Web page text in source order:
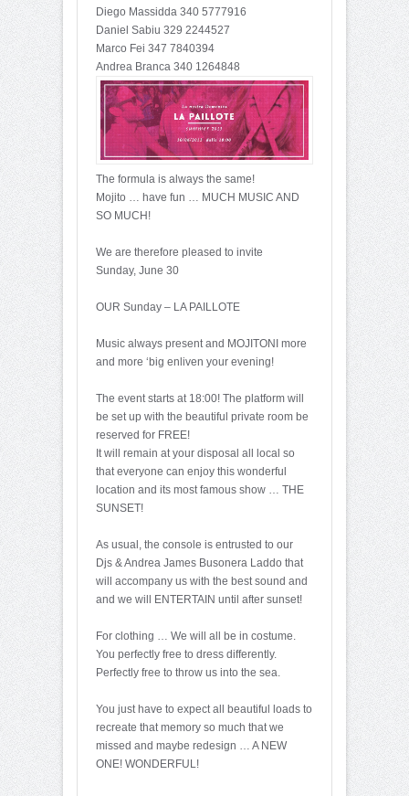
Diego Massidda 340 5777916
Daniel Sabiu 329 2244527
Marco Fei 347 7840394
Andrea Branca 340 1264848
The formula is always the same!
Mojito … have fun … MUCH MUSIC AND
SO MUCH!
We are therefore pleased to invite
Sunday, June 30
OUR Sunday – LA PAILLOTE
Music always present and MOJITONI more
and more ‘big enliven your evening!
The event starts at 18:00! The platform will
be set up with the beautiful private room be
reserved for FREE!
It will remain at your disposal all local so
that everyone can enjoy this wonderful
location and its most famous show … THE
SUNSET!
As usual, the console is entrusted to our
Djs & Andrea James Busonera Laddo that
will accompany us with the best sound and
and we will ENTERTAIN until after sunset!
For clothing … We will all be in costume.
You perfectly free to dress differently.
Perfectly free to throw us into the sea.
You just have to expect all beautiful loads to
recreate that memory so much that we
missed and maybe redesign … A NEW
ONE! WONDERFUL!